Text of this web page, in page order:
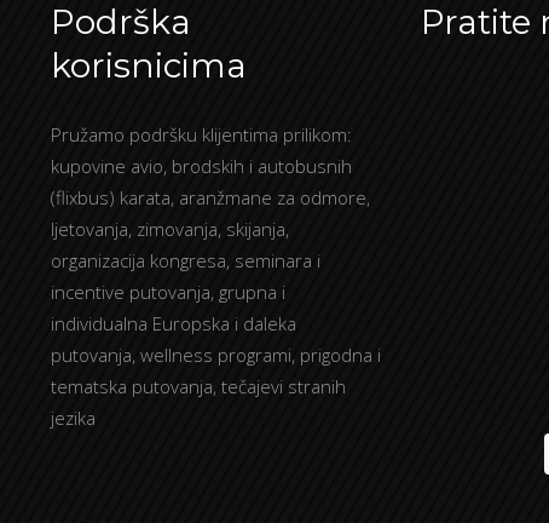
Podrška
korisnicima
Pružamo podršku klijentima prilikom:
kupovine avio, brodskih i autobusnih
(flixbus) karata, aranžmane za odmore,
ljetovanja, zimovanja, skijanja,
organizacija kongresa, seminara i
incentive putovanja, grupna i
individualna Europska i daleka
putovanja, wellness programi, prigodna i
tematska putovanja, tečajevi stranih
jezika
Pratite